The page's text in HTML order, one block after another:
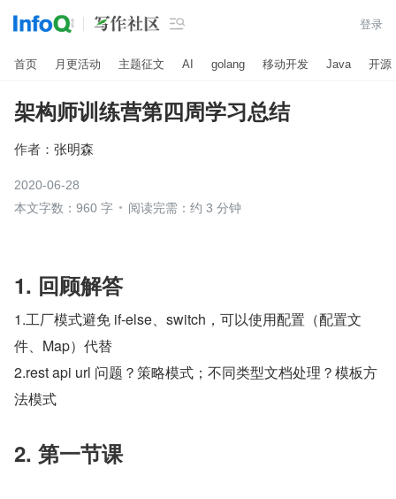
 登录
首页 月更活动 主题征文 AI golang 移动开发 Java 开源
架构师训练营第四周学习总结
作者： 张明森
2020-06-28
本文字数：960 字
阅读完需：约 3 分钟
1. 回顾解答
1.工厂模式避免 if-else、switch，可以使用配置（配置文
件、Map）代替
2.rest api url 问题？策略模式；不同类型文档处理？模板方
法模式
2. 第一节课